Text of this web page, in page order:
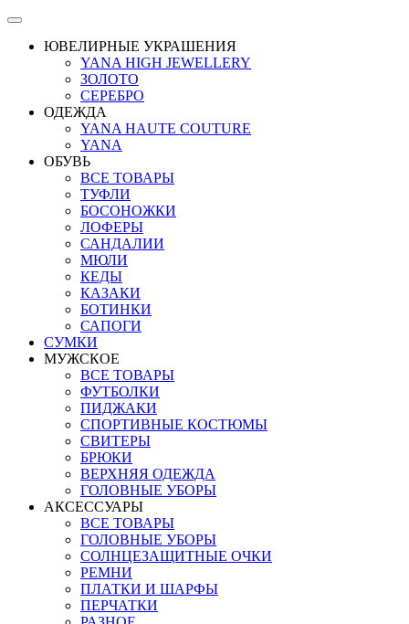
ЮВЕЛИРНЫЕ УКРАШЕНИЯ
YANA HIGH JEWELLERY
ЗОЛОТО
СЕРЕБРО
ОДЕЖДА
YANA HAUTE COUTURE
YANA
ОБУВЬ
ВСЕ ТОВАРЫ
ТУФЛИ
БОСОНОЖКИ
ЛОФЕРЫ
САНДАЛИИ
МЮЛИ
КЕДЫ
КАЗАКИ
БОТИНКИ
САПОГИ
СУМКИ
МУЖСКОЕ
ВСЕ ТОВАРЫ
ФУТБОЛКИ
ПИДЖАКИ
СПОРТИВНЫЕ КОСТЮМЫ
СВИТЕРЫ
БРЮКИ
ВЕРХНЯЯ ОДЕЖДА
ГОЛОВНЫЕ УБОРЫ
АКСЕССУАРЫ
ВСЕ ТОВАРЫ
ГОЛОВНЫЕ УБОРЫ
СОЛНЦЕЗАЩИТНЫЕ ОЧКИ
РЕМНИ
ПЛАТКИ И ШАРФЫ
ПЕРЧАТКИ